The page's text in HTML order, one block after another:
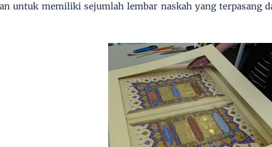
untuk memiliki sejumlah lembar naskah yang terpasang